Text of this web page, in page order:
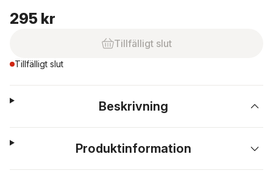
295 kr
Tillfälligt slut
Tillfälligt slut
Beskrivning
Produktinformation